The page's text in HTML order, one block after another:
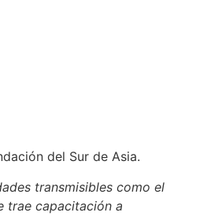
del Sur de Asia.
transmisibles como el
trae capacitación a